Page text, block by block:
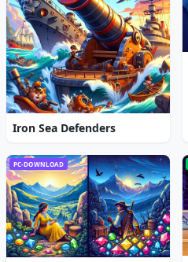
Iron Sea Defenders
PC-DOWNLOAD